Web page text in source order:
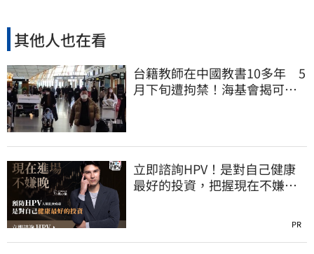
其他人也在看
台籍教師在中國教書10多年 5
月下旬遭拘禁！海基會揭可能
立即諮詢HPV！是對自己健康
最好的投資，把握現在不嫌
PR